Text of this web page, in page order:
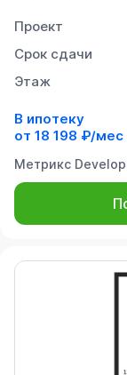
Проект
Срок сдачи
Этаж
В ипотеку
от 18 198 ₽/мес
Метрикс